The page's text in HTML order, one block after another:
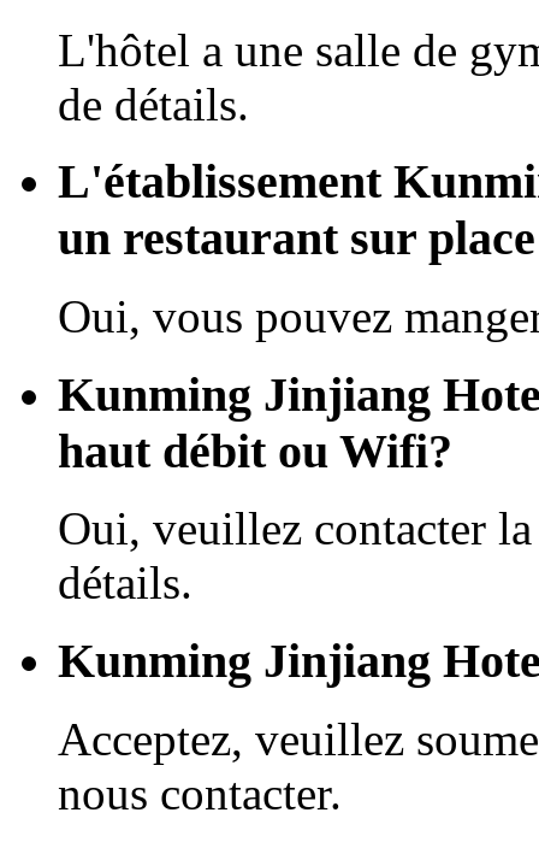
L'hôtel a une salle de
de détails.
L'établissement
un restaurant sur
Oui, vous pouvez
Kunming Jinjiang
haut débit ou Wifi?
Oui, veuillez contacter
détails.
Kunming Jinjiang
Acceptez, veuillez
nous contacter.